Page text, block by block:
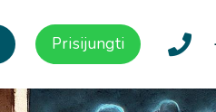
Prisijungti